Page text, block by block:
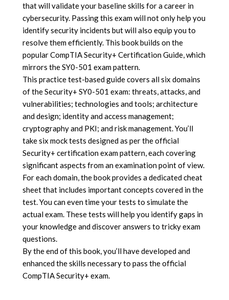
that will validate your baseline skills for a career in
cybersecurity. Passing this exam will not only help you
identify security incidents but will also equip you to
resolve them efficiently. This book builds on the
popular CompTIA Security+ Certification Guide, which
mirrors the SY0-501 exam pattern.
This practice test-based guide covers all six domains
of the Security+ SY0-501 exam: threats, attacks, and
vulnerabilities; technologies and tools; architecture
and design; identity and access management;
cryptography and PKI; and risk management. You’ll
take six mock tests designed as per the official
Security+ certification exam pattern, each covering
significant aspects from an examination point of view.
For each domain, the book provides a dedicated cheat
sheet that includes important concepts covered in the
test. You can even time your tests to simulate the
actual exam. These tests will help you identify gaps in
your knowledge and discover answers to tricky exam
questions.
By the end of this book, you’ll have developed and
enhanced the skills necessary to pass the official
CompTIA Security+ exam.